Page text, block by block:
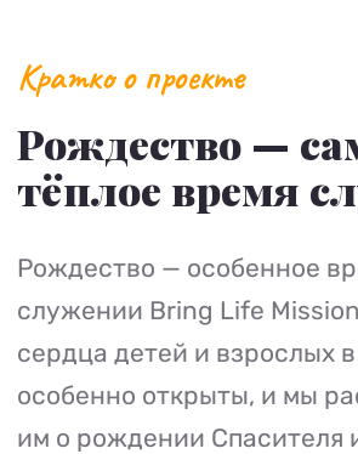
Кратко о проекте
Рождество —
тёплое время
Рождество — особенное
служении Bring Life
сердца детей и взрослых
особенно открыты, и мы
им о рождении Спасителя